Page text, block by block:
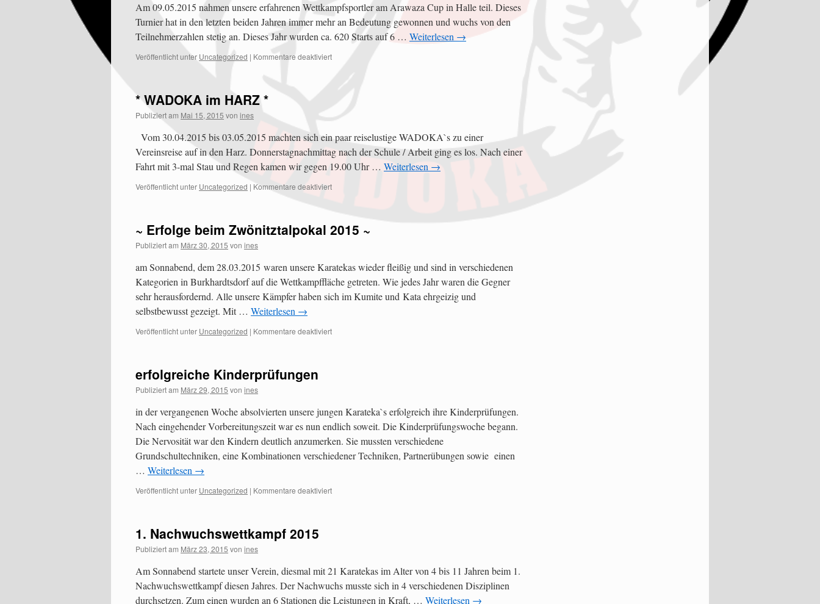
Am 09.05.2015 nahmen unsere erfahrenen Wettkampfsportler am Arawaza Cup in Halle teil. Dieses
Turnier hat in den letzten beiden Jahren immer mehr an Bedeutung gewonnen und wuchs von den
Teilnehmerzahlen stetig an. Dieses Jahr wurden ca. 620 Starts auf 6 … Weiterlesen →
Veröffentlicht unter Uncategorized | Kommentare deaktiviert
* WADOKA im HARZ *
Publiziert am Mai 15, 2015 von ines
Vom 30.04.2015 bis 03.05.2015 machten sich ein paar reiselustige WADOKA`s zu einer
Vereinsreise auf in den Harz. Donnerstagnachmittag nach der Schule / Arbeit ging es los. Nach einer
Fahrt mit 3-mal Stau und Regen kamen wir gegen 19.00 Uhr … Weiterlesen →
Veröffentlicht unter Uncategorized | Kommentare deaktiviert
~ Erfolge beim Zwönitztalpokal 2015 ~
Publiziert am März 30, 2015 von ines
am Sonnabend, dem 28.03.2015 waren unsere Karatekas wieder fleißig und sind in verschiedenen
Kategorien in Burkhardtsdorf auf die Wettkampffläche getreten. Wie jedes Jahr waren die Gegner
sehr herausfordernd. Alle unsere Kämpfer haben sich im Kumite und Kata ehrgeizig und
selbstbewusst gezeigt. Mit … Weiterlesen →
Veröffentlicht unter Uncategorized | Kommentare deaktiviert
erfolgreiche Kinderprüfungen
Publiziert am März 29, 2015 von ines
in der vergangenen Woche absolvierten unsere jungen Karateka`s erfolgreich ihre Kinderprüfungen.
Nach eingehender Vorbereitungszeit war es nun endlich soweit. Die Kinderprüfungswoche begann.
Die Nervosität war den Kindern deutlich anzumerken. Sie mussten verschiedene
Grundschultechniken, eine Kombinationen verschiedener Techniken, Partnerübungen sowie einen
… Weiterlesen →
Veröffentlicht unter Uncategorized | Kommentare deaktiviert
1. Nachwuchswettkampf 2015
Publiziert am März 23, 2015 von ines
Am Sonnabend startete unser Verein, diesmal mit 21 Karatekas im Alter von 4 bis 11 Jahren beim 1.
Nachwuchswettkampf diesen Jahres. Der Nachwuchs musste sich in 4 verschiedenen Disziplinen
durchsetzen. Zum einen wurden an 6 Stationen die Leistungen in Kraft, … Weiterlesen →